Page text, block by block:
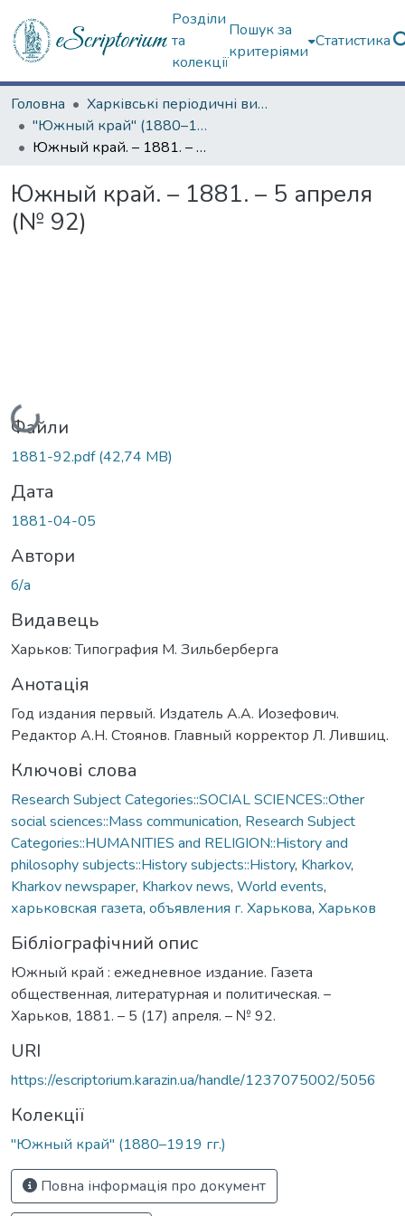
Розділи
та
колекції
Пошук за
критеріями
Статистика
Головна
Харківські періодичні видання
"Южный край" (1880–1919 гг.)
Южный край. – 1881. – 5 апреля (№ 92)
Южный край. – 1881. – 5 апреля
(№ 92)
Вантажиться...
Файли
1881-92.pdf(42,74 MB)
Дата
1881-04-05
Автори
б/а
Видавець
Харьков: Типография М. Зильберберга
Анотація
Год издания первый. Издатель А.А. Иозефович.
Редактор А.Н. Стоянов. Главный корректор Л. Лившиц.
Ключові слова
Research Subject Categories::SOCIAL SCIENCES::Other
social sciences::Mass communication, Research Subject
Categories::HUMANITIES and RELIGION::History and
philosophy subjects::History subjects::History, Kharkov,
Kharkov newspaper, Kharkov news, World events,
харьковская газета, объявления г. Харькова, Харьков
Бібліографічний опис
Южный край : ежедневное издание. Газета
общественная, литературная и политическая. –
Харьков, 1881. – 5 (17) апреля. – № 92.
URI
https://escriptorium.karazin.ua/handle/1237075002/5056
Колекції
"Южный край" (1880–1919 гг.)
Повна інформація про документ